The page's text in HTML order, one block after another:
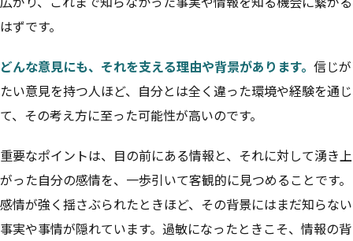
はずです。
どんな意見にも、それを支える理由や背景があります。 信じが
たい意見を持つ人ほど、自分とは全く違った環境や経験を通じ
て、その考え方に至った可能性が高いのです。
重要なポイントは、目の前にある情報と、それに対して湧き上
がった自分の感情を、一歩引いて客観的に見つめることです。
感情が強く揺さぶられたときほど、その背景にはまだ知らない
事実や事情が隠れています。過敏になったときこそ、情報の背